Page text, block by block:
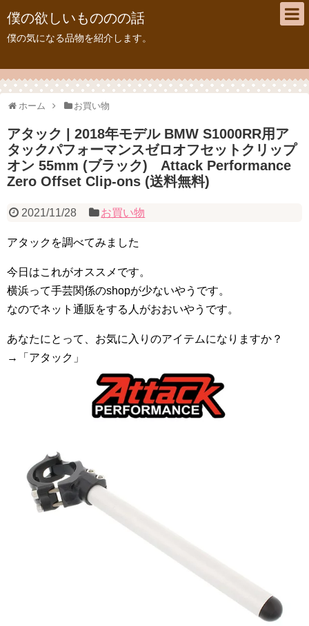
僕の欲しいもののの話
僕の気になる品物を紹介します。
ホーム お買い物
アタック | 2018年モデル BMW S1000RR用ア
タックパフォーマンスゼロオフセットクリップ
オン 55mm (ブラック) Attack Performance
Zero Offset Clip-ons (送料無料)
2021/11/28 お買い物
アタックを調べてみました
今日はこれがオススメです。
横浜って手芸関係のshopが少ないやうです。
なのでネット通販をする人がおおいやうです。
あなたにとって、お気に入りのアイテムになりますか？
→「アタック」